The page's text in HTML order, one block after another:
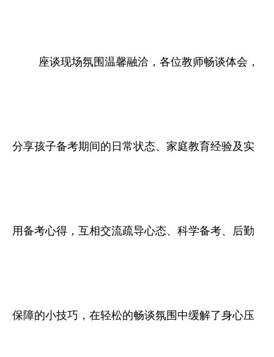
座谈现场氛围温馨融洽，各位教师畅谈体会，
分享孩子备考期间的日常状态、家庭教育经验及实
用备考心得，互相交流疏导心态、科学备考、后勤
保障的小技巧，在轻松的畅谈氛围中缓解了身心压